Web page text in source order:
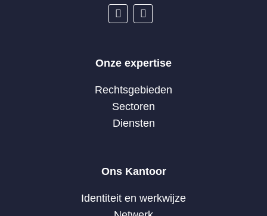
Onze expertise
Rechtsgebieden
Sectoren
Diensten
Ons Kantoor
Identiteit en werkwijze